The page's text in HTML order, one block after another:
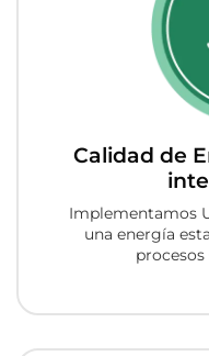
Calidad de
Implementamos
una energía